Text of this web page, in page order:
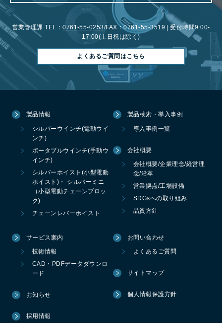
営業管理課 TEL：0761-55-0253/FAX：0761-55-3519 | 受付時間9:00-
17:00(土日祝は除く)
よくあるご質問はこちら
製品情報
シルバーウインチ(電動ウイ
ンチ)
ポータブルウインチ(手動ウ
インチ)
シルバーホイスト(小型電動
ホイスト)・ シルバーミニ
（小型電動チェーンブロッ
ク)
チェーンレバーホイスト
製品検索・導入事例
導入事例一覧
会社概要
会社概要/企業理念/経営理
念/沿革
営業拠点/工場設備
SDGsへの取り組み
品質方針
サービス案内
技術情報
CAD・PDFデータダウンロ
ード
お知らせ
採用情報
お問い合わせ
よくあるご質問
サイトマップ
個人情報保護方針